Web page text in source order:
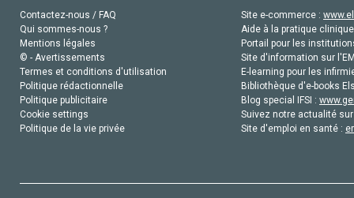
Contactez-nous / FAQ
Qui sommes-nous ?
Mentions légales
© - Avertissements
Termes et conditions d'utilisation
Politique rédactionnelle
Politique publicitaire
Cookie settings
Politique de la vie privée
Site e-commerce :
Aide à la pratique
Portail pour les
Site d'information sur
E-learning pour les
Bibliothèque d'e-books
Blog special IFSI :
Suivez notre actualité
Site d'emploi en santé :